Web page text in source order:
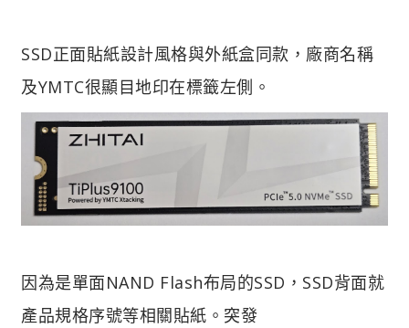
SSD正面貼紙設計風格與外紙盒同款，廠商名稱
及YMTC很顯目地印在標籤左側。
因為是單面NAND Flash布局的SSD，SSD背面就
產品規格序號等相關貼紙。突發